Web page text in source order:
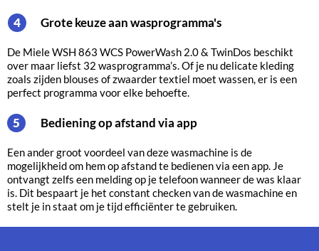
4 Grote keuze aan wasprogramma's
De Miele WSH 863 WCS PowerWash 2.0 & TwinDos beschikt
over maar liefst 32 wasprogramma’s. Of je nu delicate kleding
zoals zijden blouses of zwaarder textiel moet wassen, er is een
perfect programma voor elke behoefte.
5 Bediening op afstand via app
Een ander groot voordeel van deze wasmachine is de
mogelijkheid om hem op afstand te bedienen via een app. Je
ontvangt zelfs een melding op je telefoon wanneer de was klaar
is. Dit bespaart je het constant checken van de wasmachine en
stelt je in staat om je tijd efficiënter te gebruiken.